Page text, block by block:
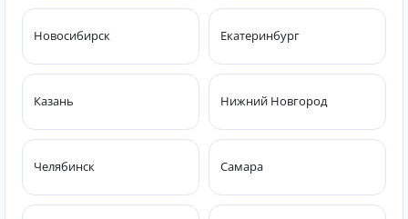
Новосибирск Екатеринбург
Казань Нижний Новгород
Челябинск Самара